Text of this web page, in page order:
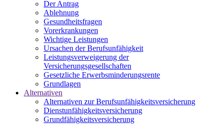
Der Antrag
Ablehnung
Gesundheitsfragen
Vorerkrankungen
Wichtige Leistungen
Ursachen der Berufsunfähigkeit
Leistungsverweigerung der
Versicherungsgesellschaften
Gesetzliche Erwerbsminderungsrente
Grundlagen
Alternativen
Alternativen zur Berufsunfähigkeitsversicherung
Dienstunfähigkeitsversicherung
Grundfähigkeitsversicherung